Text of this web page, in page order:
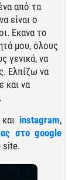
από τα
είναι ο
Εκανα το
μου, όλους
γενικά, να
Ελπίζω να
και να
και instagram,
στο google
site.